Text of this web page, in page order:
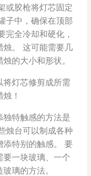
或胶枪将灯芯固定
子中，确保在顶部
完全冷却和硬化，
烛。 这可能需要几
的大小和形状。
灯芯修剪成所需
！
独特触感的方法是
烛台可以制成各种
添特别的触感。 要
一块玻璃、一个
璃的方法。